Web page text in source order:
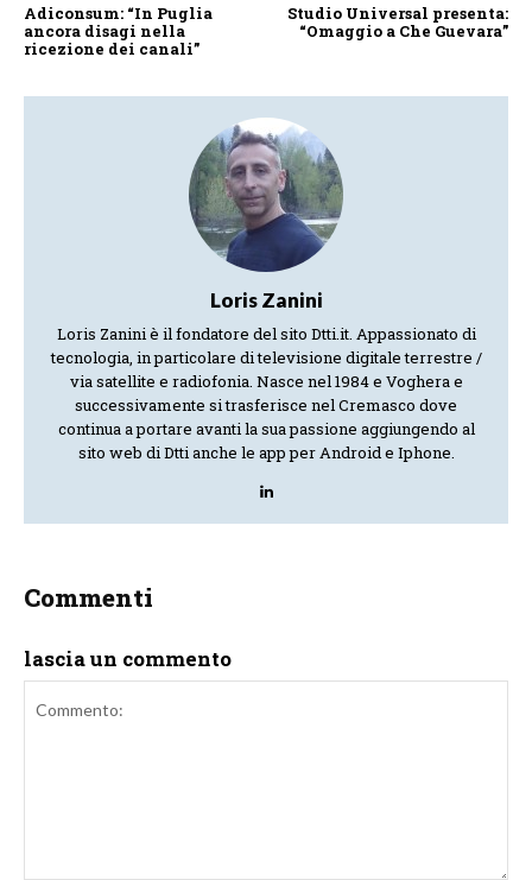
Adiconsum: “In Puglia
ancora disagi nella
ricezione dei canali”
Studio Universal presenta:
“Omaggio a Che Guevara”
Loris Zanini
Loris Zanini è il fondatore del sito Dtti.it. Appassionato di
tecnologia, in particolare di televisione digitale terrestre /
via satellite e radiofonia. Nasce nel 1984 e Voghera e
successivamente si trasferisce nel Cremasco dove
continua a portare avanti la sua passione aggiungendo al
sito web di Dtti anche le app per Android e Iphone.
Commenti
lascia un commento